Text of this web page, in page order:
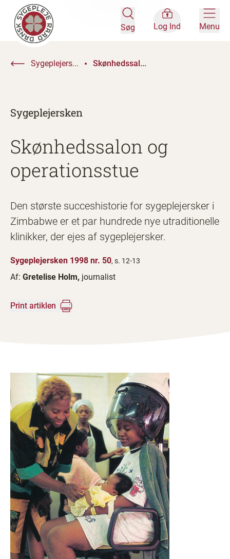
Søg Log Ind Menu
Sygeplejers... Skønhedssal...
Sygeplejersken
Skønhedssalon og
operationsstue
Den største succeshistorie for sygeplejersker i
Zimbabwe er et par hundrede nye utraditionelle
klinikker, der ejes af sygeplejersker.
Sygeplejersken 1998 nr. 50, s. 12-13
Af: Gretelise Holm, journalist
Print artiklen